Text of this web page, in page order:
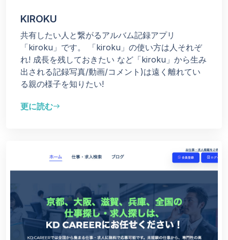
KIROKU
共有したい人と繋がるアルバム記録アプリ
「kiroku」です。 「kiroku」の使い方は人それぞ
れ! 成長を残しておきたい など「kiroku」から生み
出される記録写真/動画/コメント)は遠く離れてい
る親の様子を知りたい!
更に読むeast